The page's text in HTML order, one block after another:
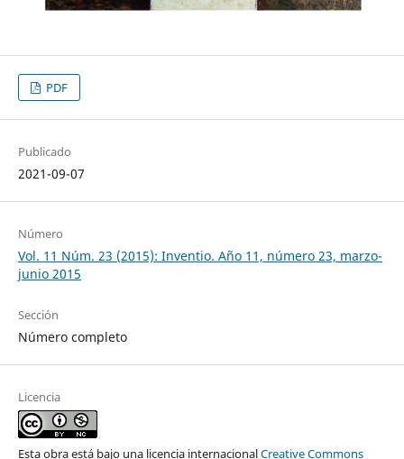
PDF
Publicado
2021-09-07
Número
Vol. 11 Núm. 23 (2015): Inventio. Año 11, número 23, marzo-
junio 2015
Sección
Número completo
Licencia
Esta obra está bajo una licencia internacionalCreative Commons